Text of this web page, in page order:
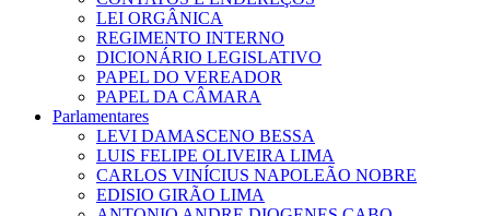
LEI ORGÂNICA
REGIMENTO INTERNO
DICIONÁRIO LEGISLATIVO
PAPEL DO VEREADOR
PAPEL DA CÂMARA
Parlamentares
LEVI DAMASCENO BESSA
LUIS FELIPE OLIVEIRA LIMA
CARLOS VINÍCIUS NAPOLEÃO NOBRE
EDISIO GIRÃO LIMA